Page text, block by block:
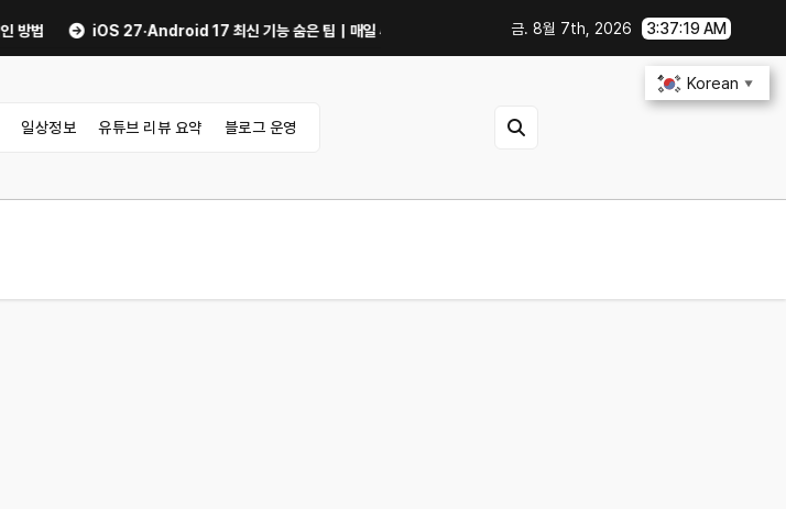
iOS 27·Android 17 최신 기능 숨은 팁｜매일 써먹을 만한 기능만 골랐다 중고 폰·노트북 살 때 사기 안 당하는 체크리
금. 8월 7th, 2026 3:37:20 AM
일상정보 유튜브 리뷰 요약 블로그 운영
Korean ▼